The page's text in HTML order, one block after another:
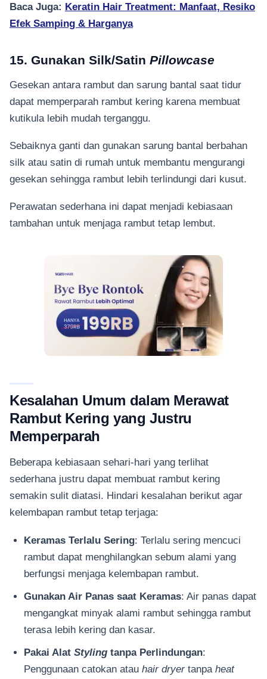
Baca Juga: Keratin Hair Treatment: Manfaat, Resiko
Efek Samping & Harganya
15. Gunakan Silk/Satin Pillowcase
Gesekan antara rambut dan sarung bantal saat tidur
dapat memperparah rambut kering karena membuat
kutikula lebih mudah terganggu.
Sebaiknya ganti dan gunakan sarung bantal berbahan
silk atau satin di rumah untuk membantu mengurangi
gesekan sehingga rambut lebih terlindungi dari kusut.
Perawatan sederhana ini dapat menjadi kebiasaan
tambahan untuk menjaga rambut tetap lembut.
Kesalahan Umum dalam Merawat
Rambut Kering yang Justru
Memperparah
Beberapa kebiasaan sehari-hari yang terlihat
sederhana justru dapat membuat rambut kering
semakin sulit diatasi. Hindari kesalahan berikut agar
kelembapan rambut tetap terjaga:
Keramas Terlalu Sering: Terlalu sering mencuci
rambut dapat menghilangkan sebum alami yang
berfungsi menjaga kelembapan rambut.
Gunakan Air Panas saat Keramas: Air panas dapat
mengangkat minyak alami rambut sehingga rambut
terasa lebih kering dan kasar.
Pakai Alat Styling tanpa Perlindungan:
Penggunaan catokan atau hair dryer tanpa heat